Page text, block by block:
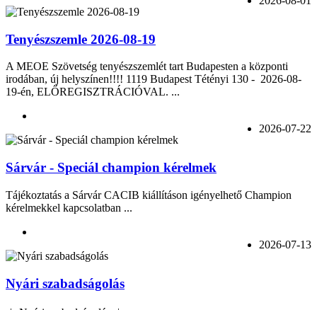
Tenyészszemle 2026-08-19
A MEOE Szövetség tenyészszemlét tart Budapesten a központi
irodában, új helyszínen!!!! 1119 Budapest Tétényi 130 - 2026-08-
19-én, ELŐREGISZTRÁCIÓVAL. ...
2026-07-22
Sárvár - Speciál champion kérelmek
Tájékoztatás a Sárvár CACIB kiállításon igényelhető Champion
kérelmekkel kapcsolatban ...
2026-07-13
Nyári szabadságolás